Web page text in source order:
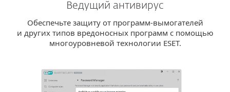
Ведущий антивирус
Обеспечьте защиту от программ-вымогателей
и других типов вредоносных программ с помощью
многоуровневой технологии ESET.